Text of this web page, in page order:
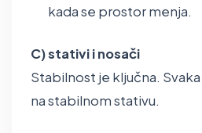
kada se prostor menja.
C) stativi i nosači
Stabilnost je ključna.
na stabilnom stativu.